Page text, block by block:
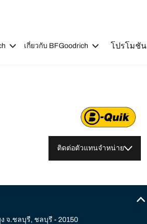
เกี่ยวกับ BFGoodrich โปรโมชัน
ติดต่อตัวแทนจำหน่าย
จ.ชลบุรี, ชลบุรี - 20150